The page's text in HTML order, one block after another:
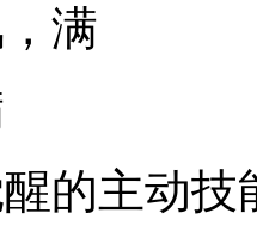
满
主动技